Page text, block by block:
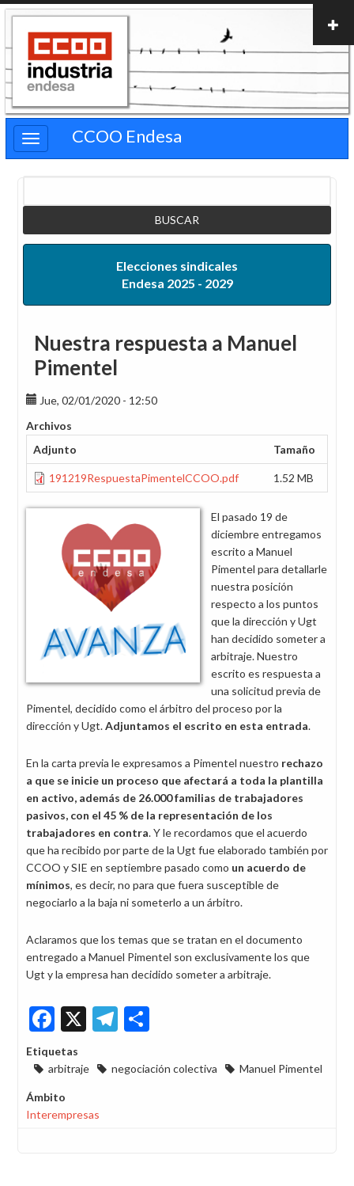
Pasar
contenido
principal
CCOO Endesa
Elecciones sindicales
Endesa 2025 - 2029
Nuestra respuesta a Manuel
Pimentel
Jue, 02/01/2020 - 12:50
Archivos
Adjunto
Tamaño
191219RespuestaPimentelCCOO.pdf 1.52 MB
El pasado 19 de
diciembre entregamos
escrito a Manuel
Pimentel para detallarle
nuestra posición
respecto a los puntos
que la dirección y Ugt
han decidido someter a
arbitraje. Nuestro
escrito es respuesta a
una solicitud previa de
Pimentel, decidido como el árbitro del proceso por la
dirección y Ugt.Adjuntamos el escrito en esta entrada.
En la carta previa le expresamos a Pimentel nuestro rechazo
a que se inicie un proceso que afectará a toda la plantilla
en activo, además de 26.000 familias de trabajadores
pasivos, con el 45 % de la representación de los
trabajadores en contra. Y le recordamos que el acuerdo
que ha recibido por parte de la Ugt fue elaborado también por
CCOO y SIE en septiembre pasado como un acuerdo de
mínimos, es decir, no para que fuera susceptible de
negociarlo a la baja ni someterlo a un árbitro.
Aclaramos que los temas que se tratan en el documento
entregado a Manuel Pimentel son exclusivamente los que
Ugt y la empresa han decidido someter a arbitraje.
Facebook
X Telegram
Etiquetas
arbitraje
negociación colectiva Manuel Pimentel
Ámbito
Interempresas